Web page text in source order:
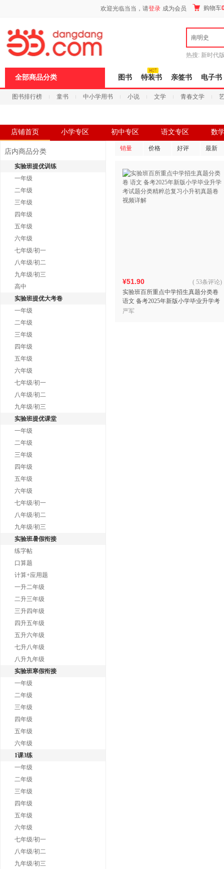
欢迎光临当当，请登录 成为会员 购物车
南明史
热搜: 新时代
全部商品分类 图书 特装书 亲签书 电子书
图书排行榜 童书 中小学用书 小说 文学 青春文学
店铺首页 小学专区 初中专区 语文专区 数
店内商品分类
实验班提优训练
一年级
二年级
三年级
四年级
五年级
六年级
七年级/初一
八年级/初二
九年级/初三
高中
实验班提优大考卷
一年级
二年级
三年级
四年级
五年级
六年级
七年级/初一
八年级/初二
九年级/初三
实验班提优课堂
一年级
二年级
三年级
四年级
五年级
六年级
七年级/初一
八年级/初二
九年级/初三
实验班暑假衔接
练字帖
口算题
计算+应用题
一升二年级
二升三年级
三升四年级
四升五年级
五升六年级
七升八年级
八升九年级
实验班寒假衔接
一年级
二年级
三年级
四年级
五年级
六年级
1课3练
一年级
二年级
三年级
四年级
五年级
六年级
七年级/初一
八年级/初二
九年级/初三
销量 价格 好评 最新
¥51.90
实验班百所重点中学招生真题分类卷
语文 备考2025年新版小学毕业升学考
试题分类精粹总复习小升初真题卷视
( 53条评论)
严军
页
浪
键
打